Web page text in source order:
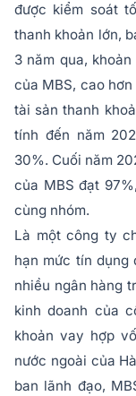
được kiểm soát
thanh khoản lớn,
3 năm qua,
của MBS, cao
tài sản thanh
tính đến năm
30%. Cuối năm
của MBS đạt
cùng nhóm.
Là một công ty
hạn mức tín dụng
nhiều ngân hàng
kinh doanh của
khoản vay hợp
nước ngoài của
ban lãnh đạo,